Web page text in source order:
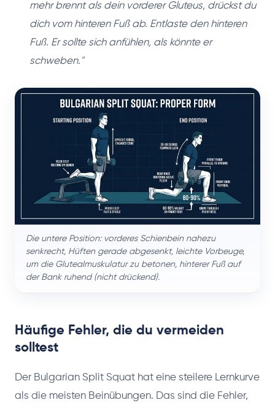
mehr brennt als dein vorderer Gluteus, drückst du
dich vom hinteren Fuß ab. Entlaste den hinteren
Fuß. Er sollte sich anfühlen, als könnte er
schweben."
Die untere Position: vorderes Schienbein nahezu
senkrecht, Hüften gerade abgesenkt, leichte Vorbeuge,
um die Glutealmuskulatur zu betonen, hinterer Fuß auf
der Bank ruhend (nicht drückend).
Häufige Fehler, die du vermeiden
solltest
Der Bulgarian Split Squat hat eine steilere Lernkurve
als die meisten Beinübungen. Das sind die Fehler,